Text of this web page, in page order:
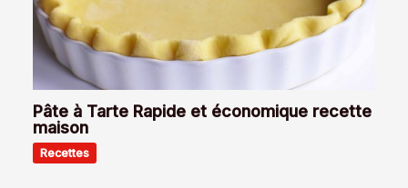
Pâte à Tarte Rapide et économique recette
maison
Recettes